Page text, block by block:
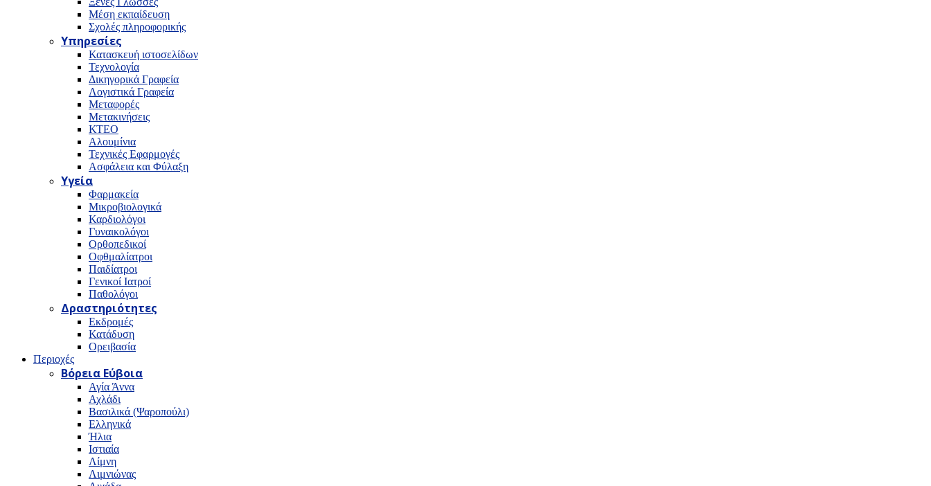
Μέση εκπαίδευση
Σχολές πληροφορικής
Υπηρεσίες
Κατασκευή ιστοσελίδων
Τεχνολογία
Δικηγορικά Γραφεία
Λογιστικά Γραφεία
Μεταφορές
Μετακινήσεις
ΚΤΕΟ
Αλουμίνια
Τεχνικές Εφαρμογές
Ασφάλεια και Φύλαξη
Υγεία
Φαρμακεία
Μικροβιολογικά
Καρδιολόγοι
Γυναικολόγοι
Ορθοπεδικοί
Οφθμαλίατροι
Παιδίατροι
Γενικοί Ιατροί
Παθολόγοι
Δραστηριότητες
Εκδρομές
Κατάδυση
Ορειβασία
Περιοχές
Βόρεια Εύβοια
Αγία Άννα
Αχλάδι
Βασιλικά (Ψαροπούλι)
Ελληνικά
Ήλια
Ιστιαία
Λίμνη
Λιμνιώνας